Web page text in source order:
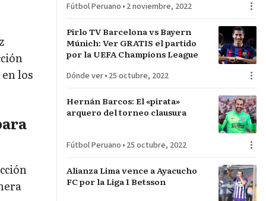
los
Fútbol Peruano • 2 noviembre, 2022
Pirlo TV Barcelona vs Bayern
Múnich: Ver GRATIS el partido
por la UEFA Champions League
Dónde ver• 25 octubre, 2022
Hernán Barcos: El «pirata»
arquero del torneo clausura
Fútbol Peruano • 25 octubre, 2022
Alianza Lima vence a Ayacucho
FC por la Liga 1 Betsson